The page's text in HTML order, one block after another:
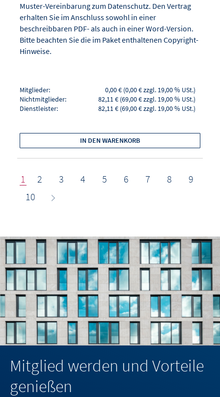
Muster-Vereinbarung zum Datenschutz. Den Vertrag
erhalten Sie im Anschluss sowohl in einer
beschreibbaren PDF- als auch in einer Word-Version.
Bitte beachten Sie die im Paket enthaltenen Copyright-
Hinweise.
Mitglieder:
0,00 € (0,00 € zzgl. 19,00 % USt.)
Nichtmitglieder:
82,11 € (69,00 € zzgl. 19,00 % USt.)
Dienstleister:
82,11 € (69,00 € zzgl. 19,00 % USt.)
IN DEN WARENKORB
1 2 3 4 5 6 7 8
9
10
Mitglied werden und Vorteile
genießen